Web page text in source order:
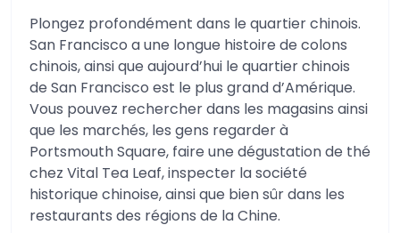
Plongez profondément dans le quartier chinois.
San Francisco a une longue histoire de colons
chinois, ainsi que aujourd’hui le quartier chinois
de San Francisco est le plus grand d’Amérique.
Vous pouvez rechercher dans les magasins ainsi
que les marchés, les gens regarder à
Portsmouth Square, faire une dégustation de thé
chez Vital Tea Leaf, inspecter la société
historique chinoise, ainsi que bien sûr dans les
restaurants des régions de la Chine.